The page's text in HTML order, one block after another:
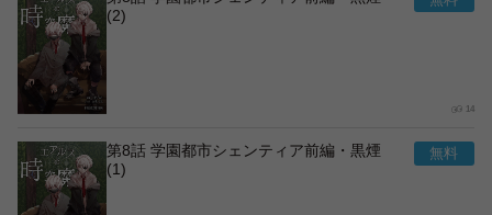
(2)
14
第8話 学園都市シェンティア前編・黒煙
(1)